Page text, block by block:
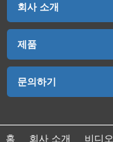
회사 소개
제품
문의하기
홈 회사 소개 비디오